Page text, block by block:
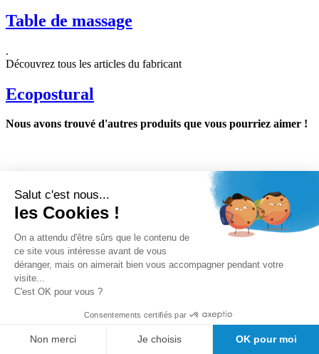
Table de massage
.
Découvrez tous les articles du fabricant
Ecopostural
Nous avons trouvé d'autres produits que vous pourriez aimer !
Conseil avant vente
Meilleurs prix du web
Expedition sous 24/48h
Des
milliers de références de marque au meilleur prix.
Satisfaction client Girodmedical
Salut c'est nous...
les Cookies !
On a attendu d'être sûrs que le contenu de
ce site vous intéresse avant de vous
déranger, mais on aimerait bien vous accompagner pendant votre
visite...
C'est OK pour vous ?
Consentements certifiés par
Non merci Je choisis OK pour moi